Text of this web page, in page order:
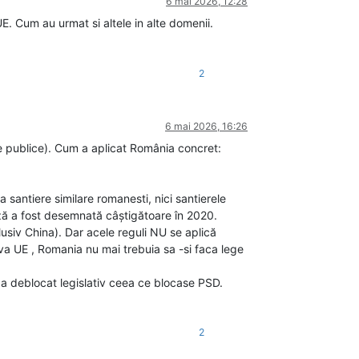
Cum au urmat si altele in alte domenii.
2
6 mai 2026, 16:26
Cum a aplicat România concret:
similare romanesti, nici santierele
a fost desemnată câștigătoare în 2020.
China). Dar acele reguli NU se aplică
UE , Romania nu mai trebuia sa -si faca lege
deblocat legislativ ceea ce blocase PSD.
2